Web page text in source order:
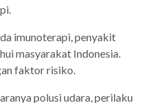
imunoterapi, penyakit
masyarakat Indonesia.
faktor risiko.
polusi udara, perilaku